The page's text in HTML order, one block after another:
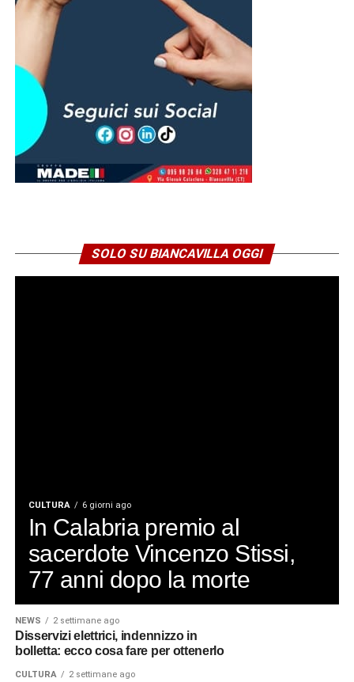
perduti o agli altri danni subiti e controllino le prossime
bollette per verificare l’eventuale accredito
dell’indennizzo previsto da ARERA.
© RIPRODUZIONE RISERVATA
SOLO SU BIANCAVILLA OGGI
CULTURA 6 giorni ago
In Calabria premio al
sacerdote Vincenzo Stissi,
77 anni dopo la morte
NEWS 2 settimane ago
Disservizi elettrici, indennizzo in
bolletta: ecco cosa fare per ottenerlo
CULTURA 2 settimane ago